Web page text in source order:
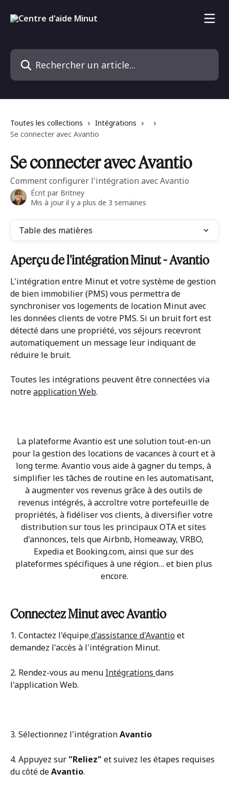
Rechercher un article...
Toutes les collections
Intégrations
Se connecter avec Avantio
Se connecter avec Avantio
Comment configurer l'intégration avec Avantio
Écrit par Britney
Mis à jour il y a plus de 3 semaines
Table des matières
Aperçu de l'intégration Minut - Avantio
L'intégration entre Minut et votre système de gestion
de bien immobilier (PMS) vous permettra de
synchroniser vos logements de location Minut avec
les données clients de votre PMS. Si un bruit fort est
détecté dans une propriété, vos séjours recevront
automatiquement un message leur indiquant de
réduire le bruit.
Toutes les intégrations peuvent être connectées via
notre application Web.
La plateforme Avantio est une solution tout-en-un
pour la gestion des locations de vacances à court et à
long terme. Avantio vous aide à gagner du temps, à
simplifier les tâches de routine en les automatisant,
à augmenter vos revenus grâce à des outils de
revenus intégrés, à accroître votre portefeuille de
propriétés, à fidéliser vos clients, à diversifier votre
distribution sur tous les principaux OTA et sites
d'annonces, tels que Airbnb, Homeaway, VRBO,
Expedia et Booking.com, ainsi que sur des
plateformes spécifiques à une région… et bien plus
encore.
Connectez Minut avec Avantio
1. Contactez l'équipe d'assistance d'Avantio et
demandez l'accès à l'intégration Minut.
2. Rendez-vous au menu Intégrations dans
l'application Web.
3. Sélectionnez l'intégration Avantio
4. Appuyez sur "Reliez" et suivez les étapes requises
du côté de Avantio.